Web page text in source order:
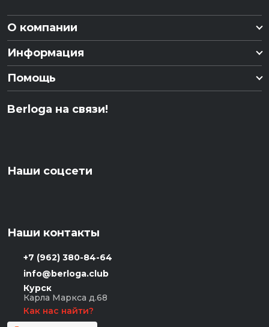
О компании
Информация
Помощь
Berloga на связи!
Наши соцсети
Наши контакты
+7 (962) 380-84-64
info@berloga.club
Курск
Карла Маркса д.68
Как нас найти?